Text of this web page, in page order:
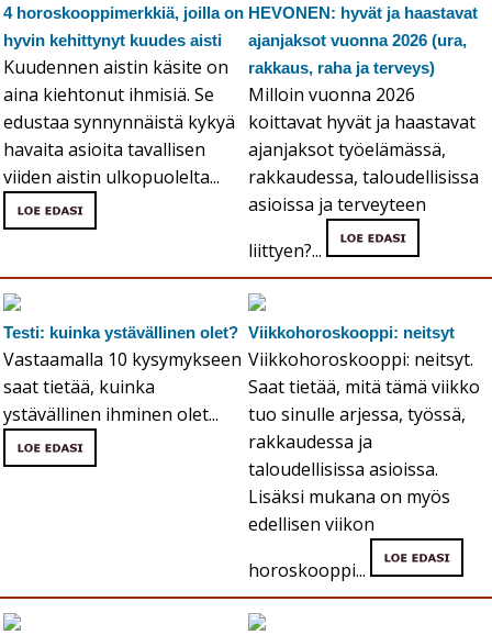
4 horoskooppimerkkiä, joilla on
hyvin kehittynyt kuudes aisti
Kuudennen aistin käsite on
aina kiehtonut ihmisiä. Se
edustaa synnynnäistä kykyä
havaita asioita tavallisen
viiden aistin ulkopuolelta...
HEVONEN: hyvät ja haastavat
ajanjaksot vuonna 2026 (ura,
rakkaus, raha ja terveys)
Milloin vuonna 2026
koittavat hyvät ja haastavat
ajanjaksot työelämässä,
rakkaudessa, taloudellisissa
asioissa ja terveyteen
liittyen?...
Testi: kuinka ystävällinen olet?
Vastaamalla 10 kysymykseen
saat tietää, kuinka
ystävällinen ihminen olet...
Viikkohoroskooppi: neitsyt
Viikkohoroskooppi: neitsyt.
Saat tietää, mitä tämä viikko
tuo sinulle arjessa, työssä,
rakkaudessa ja
taloudellisissa asioissa.
Lisäksi mukana on myös
edellisen viikon
horoskooppi...